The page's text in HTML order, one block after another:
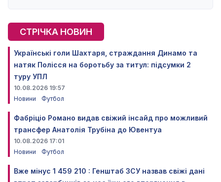
СТРІЧКА НОВИН
Українські голи Шахтаря, страждання Динамо та
натяк Полісся на боротьбу за титул: підсумки 2
туру УПЛ
10.08.2026 19:57
Новини
Футбол
Фабріціо Романо видав свіжий інсайд про можливий
трансфер Анатолія Трубіна до Ювентуа
10.08.2026 17:01
Новини
Футбол
Вже мінус 1 459 210 : Генштаб ЗСУ назвав свіжі дані